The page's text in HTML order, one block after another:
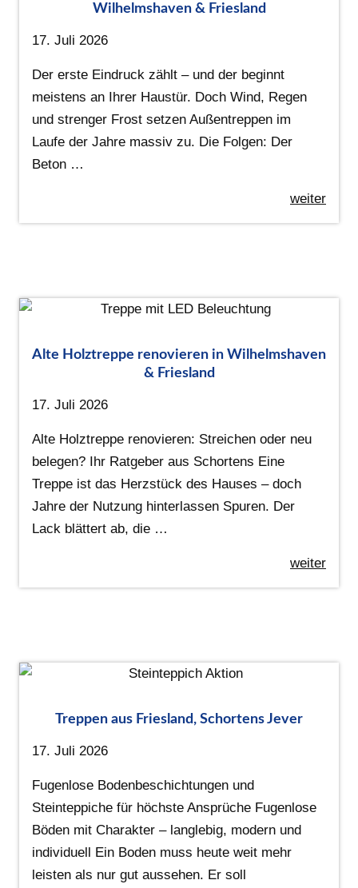
Wilhelmshaven & Friesland
17. Juli 2026
Der erste Eindruck zählt – und der beginnt
meistens an Ihrer Haustür. Doch Wind, Regen
und strenger Frost setzen Außentreppen im
Laufe der Jahre massiv zu. Die Folgen: Der
Beton …
weiter
Alte Holztreppe renovieren in Wilhelmshaven
& Friesland
17. Juli 2026
Alte Holztreppe renovieren: Streichen oder neu
belegen? Ihr Ratgeber aus Schortens Eine
Treppe ist das Herzstück des Hauses – doch
Jahre der Nutzung hinterlassen Spuren. Der
Lack blättert ab, die …
weiter
Treppen aus Friesland, Schortens Jever
17. Juli 2026
Fugenlose Bodenbeschichtungen und
Steinteppiche für höchste Ansprüche Fugenlose
Böden mit Charakter – langlebig, modern und
individuell Ein Boden muss heute weit mehr
leisten als nur gut aussehen. Er soll